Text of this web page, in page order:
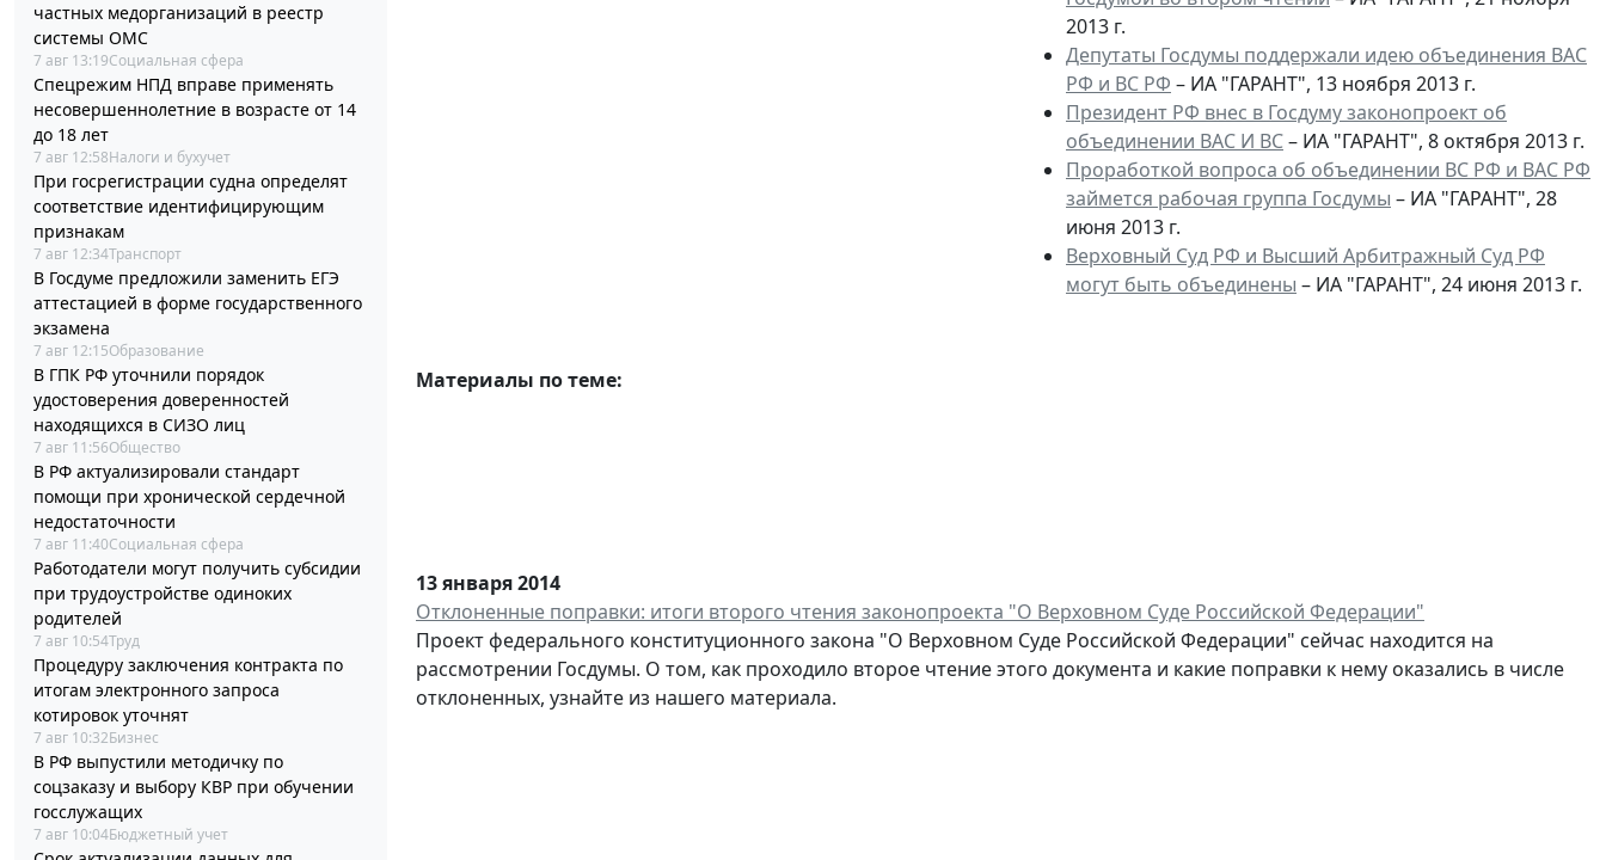
частных медорганизаций в реестр
системы ОМС
7 авг 13:19Социальная сфера
Спецрежим НПД вправе применять
несовершеннолетние в возрасте от 14
до 18 лет
7 авг 12:58Налоги и бухучет
При госрегистрации судна определят
соответствие идентифицирующим
признакам
7 авг 12:34Транспорт
В Госдуме предложили заменить ЕГЭ
аттестацией в форме государственного
экзамена
7 авг 12:15Образование
В ГПК РФ уточнили порядок
удостоверения доверенностей
находящихся в СИЗО лиц
7 авг 11:56Общество
В РФ актуализировали стандарт
помощи при хронической сердечной
недостаточности
7 авг 11:40Социальная сфера
Работодатели могут получить субсидии
при трудоустройстве одиноких
родителей
7 авг 10:54Труд
Процедуру заключения контракта по
итогам электронного запроса
котировок уточнят
7 авг 10:32Бизнес
В РФ выпустили методичку по
соцзаказу и выбору КВР при обучении
госслужащих
7 авг 10:04Бюджетный учет
2013 г.
Депутаты Госдумы поддержали идею объединения ВАС
РФ и ВС РФ – ИА "ГАРАНТ", 13 ноября 2013 г.
Президент РФ внес в Госдуму законопроект об
объединении ВАС И ВС– ИА "ГАРАНТ", 8 октября 2013 г.
Проработкой вопроса об объединении ВС РФ и ВАС РФ
займется рабочая группа Госдумы – ИА "ГАРАНТ", 28
июня 2013 г.
Верховный Суд РФ и Высший Арбитражный Суд РФ
могут быть объединены – ИА "ГАРАНТ", 24 июня 2013 г.
Материалы по теме:
13 января 2014
Отклоненные поправки: итоги второго чтения законопроекта "О Верховном Суде Российской Федерации"
Проект федерального конституционного закона "О Верховном Суде Российской Федерации" сейчас находится на
рассмотрении Госдумы. О том, как проходило второе чтение этого документа и какие поправки к нему оказались в числе
отклоненных, узнайте из нашего материала.